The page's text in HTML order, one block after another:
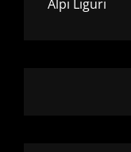
Alpi Liguri